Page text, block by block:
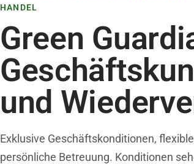
HANDEL
Green
und
Exklusive Geschäftskonditionen,
persönliche Betreuung. Konditionen